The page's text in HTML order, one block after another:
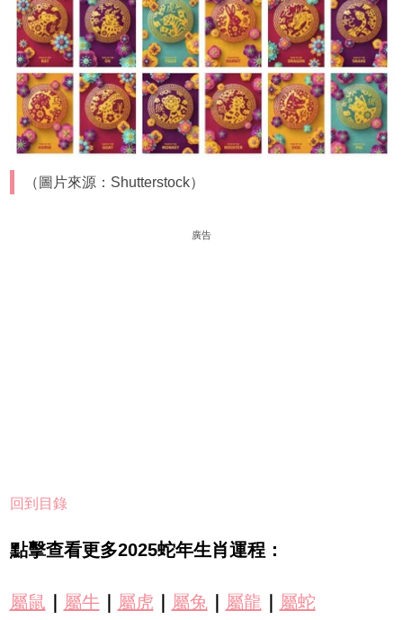
（圖片來源：Shutterstock）
廣告
回到目錄
點擊查看更多2025蛇年生肖運程：
屬鼠 屬牛 屬虎 屬兔 屬龍 屬蛇